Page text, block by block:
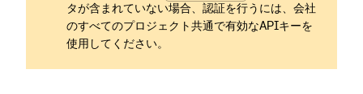
タが含まれていない場合、認証を行うには、会社
のすべてのプロジェクト共通で有効なAPIキーを
使用してください。